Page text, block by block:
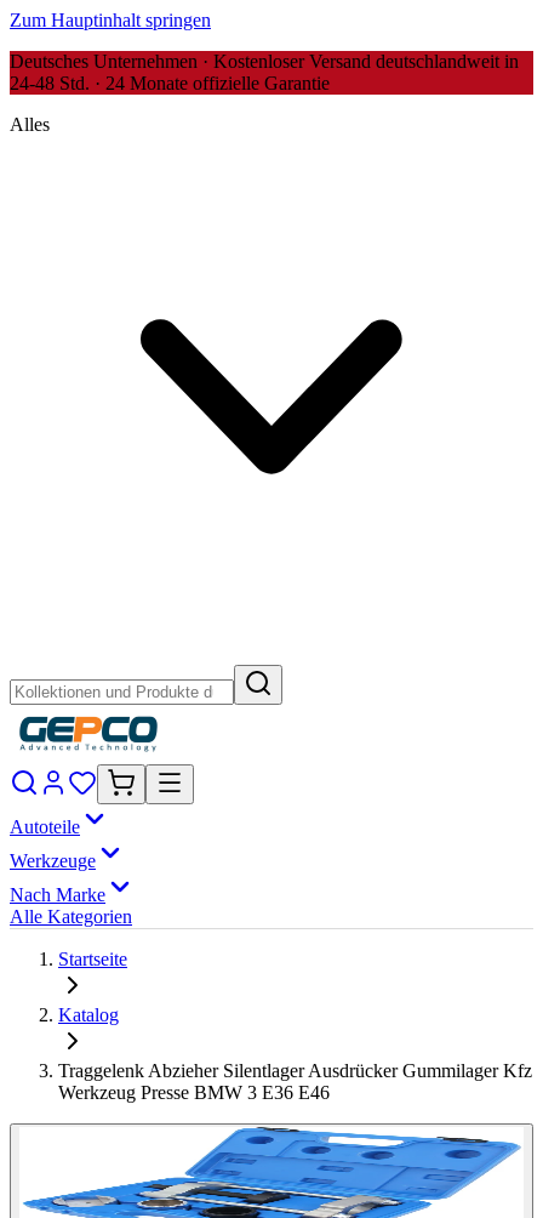
Zum Hauptinhalt springen
Deutsches Unternehmen · Kostenloser Versand deutschlandweit in
24-48 Std. · 24 Monate offizielle Garantie
Alles
Autoteile
Werkzeuge
Nach Marke
Alle Kategorien
Startseite
Katalog
Traggelenk Abzieher Silentlager Ausdrücker Gummilager Kfz
Werkzeug Presse BMW 3 E36 E46